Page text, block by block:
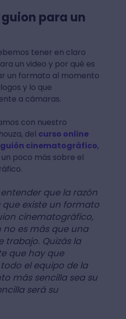
guion para un
tener en claro
un video y por qué es
un formato al momento
y lo que
a cámaras.
con nuestro
del curso online
cinematográfico,
poco más sobre el
que la razón
existe un formato
cinematográfico,
no es más que una
trabajo. Quizás la
que hay que
el equipo de la
más sencilla sea su
será su